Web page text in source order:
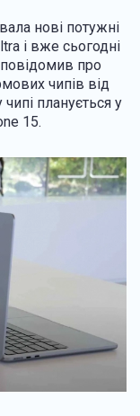
нові потужні
і вже сьогодні
про
чипів від
планується у
15.